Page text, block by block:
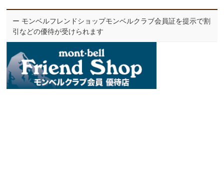
ー モンベルフレンドショップモンベルクラブ会員証を提示で割
引などの優待が受けられます